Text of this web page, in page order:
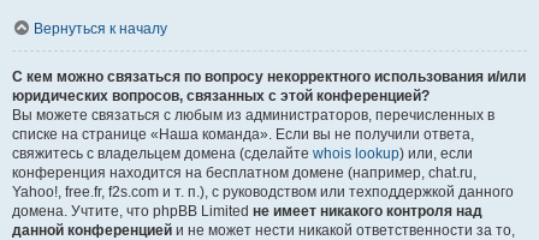
Вернуться к началу
С кем можно связаться по вопросу некорректного использования и/или
юридических вопросов, связанных с этой конференцией?
Вы можете связаться с любым из администраторов, перечисленных в
списке на странице «Наша команда». Если вы не получили ответа,
свяжитесь с владельцем домена (сделайте whois lookup) или, если
конференция находится на бесплатном домене (например, chat.ru,
Yahoo!, free.fr, f2s.com и т. п.), с руководством или техподдержкой данного
домена. Учтите, что phpBB Limited не имеет никакого контроля над
данной конференцией и не может нести никакой ответственности за то,